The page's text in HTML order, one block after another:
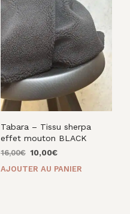
Tabara – Tissu sherpa
effet mouton BLACK
16,00€ Le
10,00€Le
AJOUTER AU PANIER